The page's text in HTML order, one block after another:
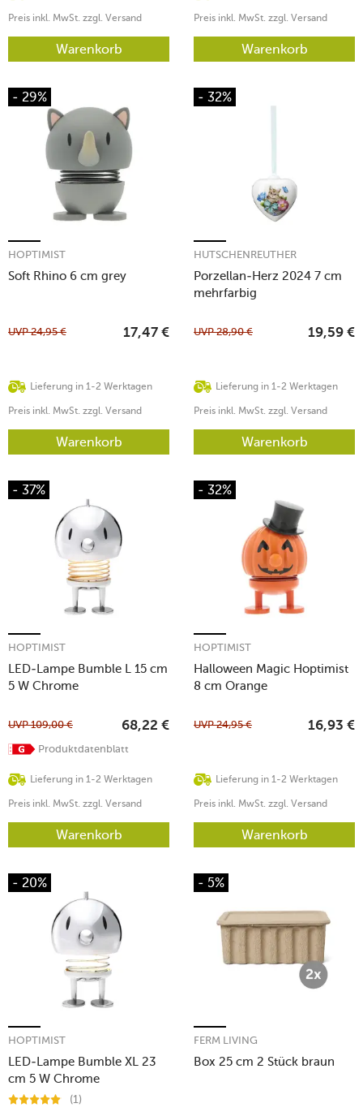
Preis inkl. MwSt. zzgl. Versand
Warenkorb
Preis inkl. MwSt. zzgl. Versand
Warenkorb
- 29%
Soft Rhino 6 cm grey
HOPTIMIST
Lieferung in 1-2 Werktagen
UVP24,95 € 17,47 €
Preis inkl. MwSt. zzgl. Versand
Warenkorb
- 32%
Porzellan-Herz 2024 7 cm
mehrfarbig
HUTSCHENREUTHER
Lieferung in 1-2 Werktagen
UVP28,90 € 19,59 €
Preis inkl. MwSt. zzgl. Versand
Warenkorb
- 37%
LED-Lampe Bumble L 15 cm
5 W Chrome
HOPTIMIST
Lieferung in 1-2 Werktagen
UVP109,00 € 68,22 €
Preis inkl. MwSt. zzgl. Versand
Produktdatenblatt
Warenkorb
- 32%
Halloween Magic Hoptimist
8 cm Orange
HOPTIMIST
Lieferung in 1-2 Werktagen
UVP24,95 € 16,93 €
Preis inkl. MwSt. zzgl. Versand
Warenkorb
- 20%
LED-Lampe Bumble XL 23
cm 5 W Chrome
HOPTIMIST
(1)
- 5%
Box 25 cm 2 Stück braun
FERM LIVING